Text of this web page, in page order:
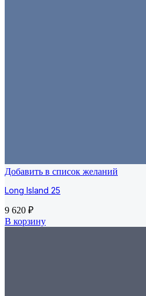
Добавить в список желаний
Long Island 25
9 620 ₽
В корзину